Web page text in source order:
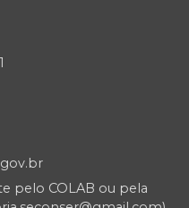
pelo COLAB ou pela